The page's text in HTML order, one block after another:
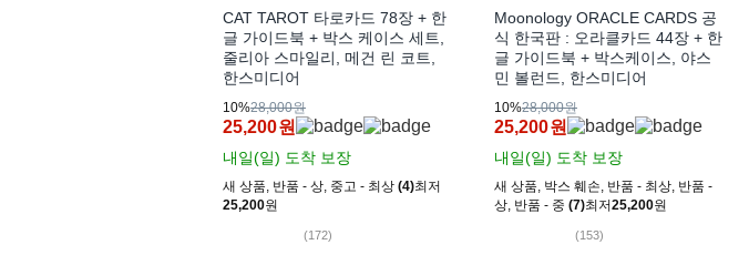
CAT TAROT 타로카드 78장 + 한
글 가이드북 + 박스 케이스 세트,
줄리아 스마일리, 메건 린 코트,
한스미디어
10%28,000원
25,200원
내일(일) 도착 보장
새 상품, 반품 - 상, 중고 - 최상 (4)최저
25,200원
(172)
Moonology ORACLE CARDS 공
식 한국판 : 오라클카드 44장 + 한
글 가이드북 + 박스케이스, 야스
민 볼런드, 한스미디어
10%28,000원
25,200원
내일(일) 도착 보장
새 상품, 박스 훼손, 반품 - 최상, 반품 -
상, 반품 - 중 (7)최저25,200원
(153)